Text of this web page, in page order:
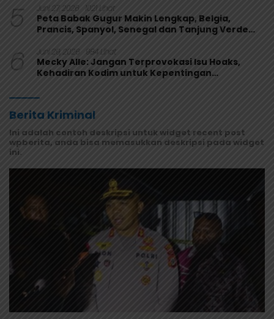
5 Juni 27, 2026 1021 Lihat
Peta Babak Gugur Makin Lengkap, Belgia,
Prancis, Spanyol, Senegal dan Tanjung Verde
6 Juni 29, 2026 984 Lihat
Mecky Alle: Jangan Terprovokasi Isu Hoaks,
Kehadiran Kodim untuk Kepentingan
Berita Kriminal
Ini adalah contoh deskripsi untuk widget recent post
wpberita, anda bisa memasukkan deskripsi pada widget
ini.